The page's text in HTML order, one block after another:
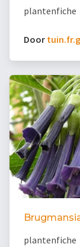
plantenfiche
Door
plantenfiche